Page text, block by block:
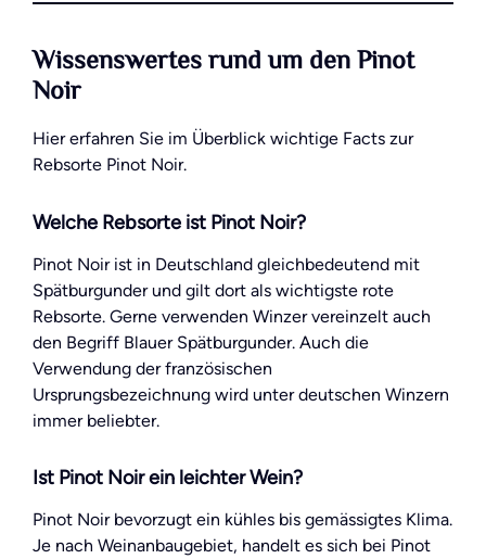
Wissenswertes rund um den Pinot
Noir
Hier erfahren Sie im Überblick wichtige Facts zur
Rebsorte Pinot Noir.
Welche Rebsorte ist Pinot Noir?
Pinot Noir ist in Deutschland gleichbedeutend mit
Spätburgunder und gilt dort als wichtigste rote
Rebsorte. Gerne verwenden Winzer vereinzelt auch
den Begriff Blauer Spätburgunder. Auch die
Verwendung der französischen
Ursprungsbezeichnung wird unter deutschen Winzern
immer beliebter.
Ist Pinot Noir ein leichter Wein?
Pinot Noir bevorzugt ein kühles bis gemässigtes Klima.
Je nach Weinanbaugebiet, handelt es sich bei Pinot